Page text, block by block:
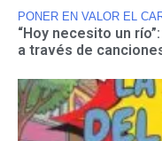
PONER EN VALOR EL
“Hoy necesito un
a través de